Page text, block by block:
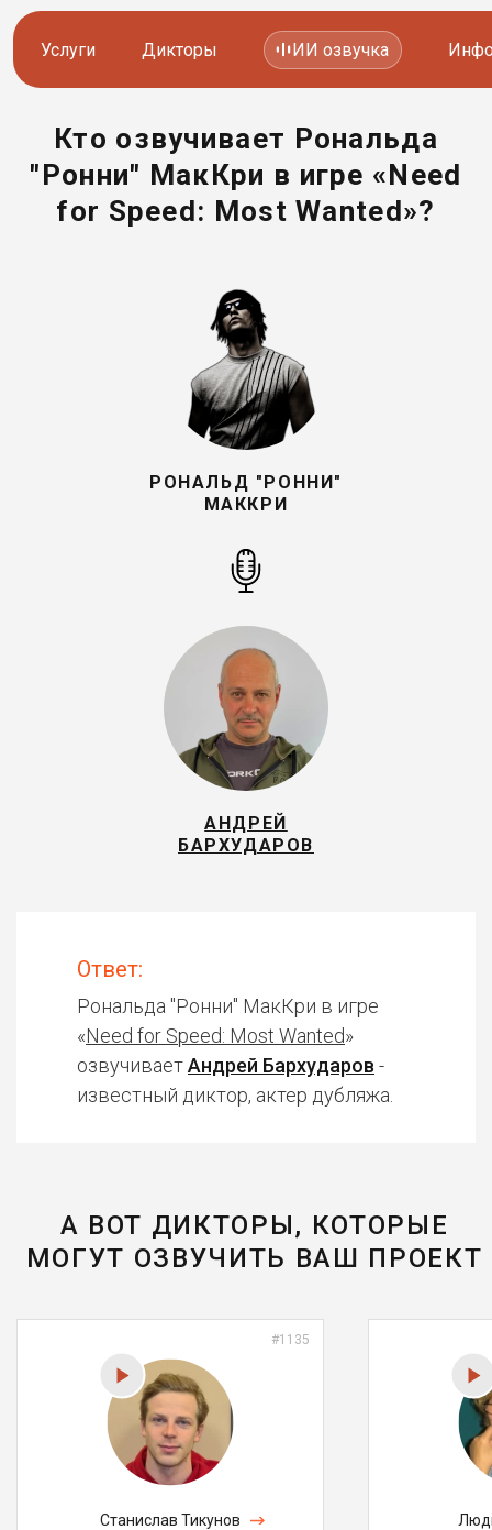
Услуги
Озвучка видео
Работа с аудио
Локализация и перевод
Другие услуги
8 800 200-45-51
Дикторы
Иностранные дикторы
Русские дикторы
Контакты дикторов
8 800 200-45-51
ИИ озвучка
Кто озвучивает Рональда
"Ронни" МакКри в игре «Need
for Speed: Most Wanted»?
РОНАЛЬД "РОННИ"
МАККРИ
АНДРЕЙ
БАРХУДАРОВ
Ответ:
Рональда "Ронни" МакКри в игре
«Need for Speed: Most Wanted»
озвучиваетАндрей Бархударов -
известный диктор, актер дубляжа.
А ВОТ ДИКТОРЫ, КОТОРЫЕ
МОГУТ ОЗВУЧИТЬ ВАШ ПРОЕКТ
#1135
Станислав Тикунов